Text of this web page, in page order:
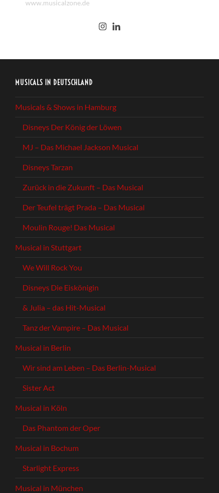
www.musicalzone.de
MUSICALS IN DEUTSCHLAND
Musicals & Shows in Hamburg
Disneys Der König der Löwen
MJ – Das Michael Jackson Musical
Disneys Tarzan
Zurück in die Zukunft – Das Musical
Der Teufel trägt Prada – Das Musical
Moulin Rouge! Das Musical
Musical in Stuttgart
We Will Rock You
Disneys Die Eiskönigin
& Julia – das Hit-Musical
Tanz der Vampire – Das Musical
Musical in Berlin
Wir sind am Leben – Das Berlin-Musical
Sister Act
Musical in Köln
Das Phantom der Oper
Musical in Bochum
Starlight Express
Musical in München